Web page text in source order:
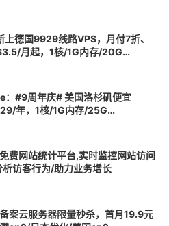
德国9929线路VPS，月付7折、
月起，1核/1G内存/20G
#9周年庆# 美国洛杉矶便宜
年，1核/1G内存/25G
费网站统计平台,实时监控网站访问
访客行为/助力业务增长
案云服务器限量秒杀，首月19.9元